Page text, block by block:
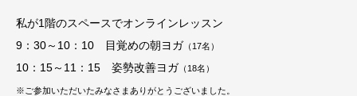
私が1階のスペースでオンラインレッスン
9：30～10：10 目覚めの朝ヨガ （17名）
10：15～11：15 姿勢改善ヨガ （18名）
※ご参加いただいたみなさまありがとうございました。